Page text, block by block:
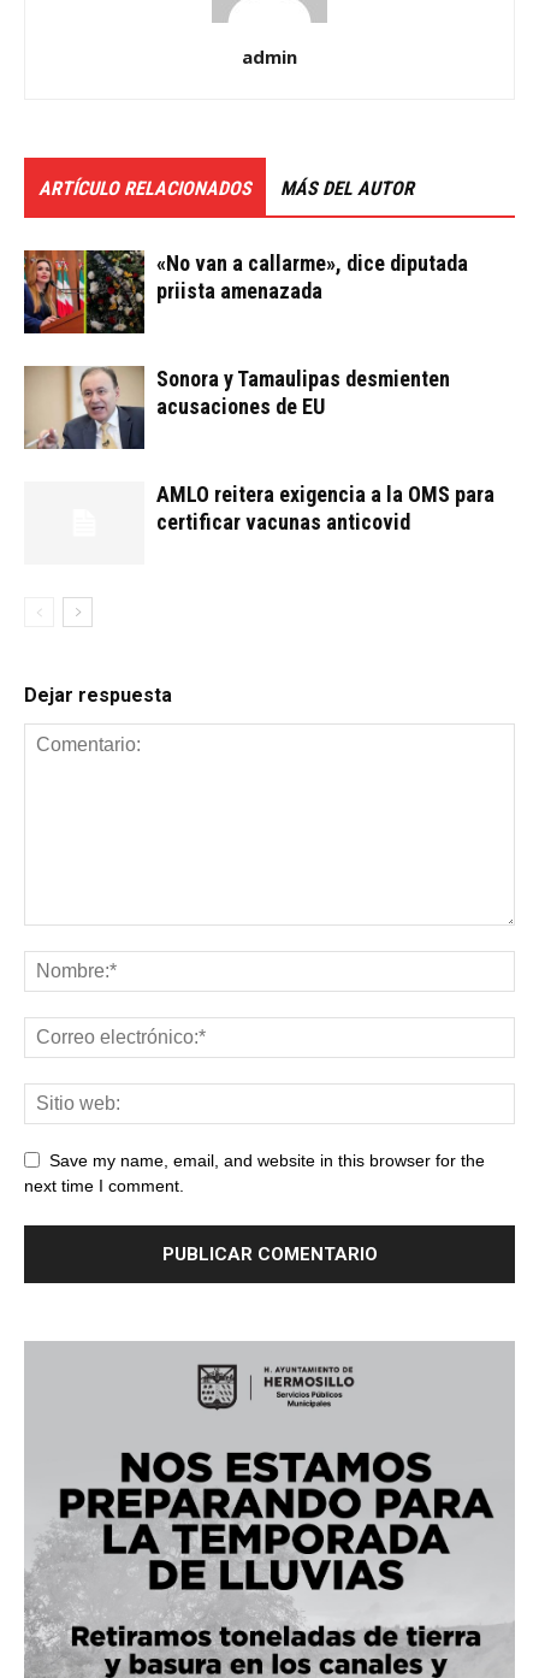
admin
ARTÍCULO RELACIONADOS MÁS DEL AUTOR
«No van a callarme», dice diputada
priista amenazada
Sonora y Tamaulipas desmienten
acusaciones de EU
AMLO reitera exigencia a la OMS para
certificar vacunas anticovid
Dejar respuesta
Save my name, email, and website in this browser for the
next time I comment.